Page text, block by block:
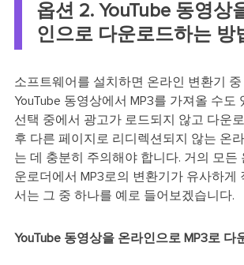
옵션 2. YouTube 동영상
인으로 다운로드하는 방
소프트웨어를 설치하면 온라인 변환기
YouTube 동영상에서 MP3를 가져올 수도
선택 중에서 광고가 로드되지 않고 다운
후 다른 페이지로 리디렉션되지 않는 온
는 데 충분히 주의해야 합니다. 거의 모든
운로더에서 MP3로의 변환기가 유사하게
서는 그 중 하나를 예로 들어보겠습니다.
YouTube 동영상을 온라인으로 MP3로 다